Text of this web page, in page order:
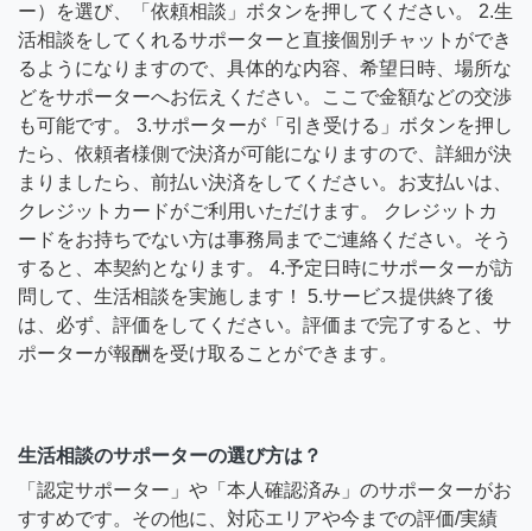
ー）を選び、「依頼相談」ボタンを押してください。 2.生
活相談をしてくれるサポーターと直接個別チャットができ
るようになりますので、具体的な内容、希望日時、場所な
どをサポーターへお伝えください。ここで金額などの交渉
も可能です。 3.サポーターが「引き受ける」ボタンを押し
たら、依頼者様側で決済が可能になりますので、詳細が決
まりましたら、前払い決済をしてください。お支払いは、
クレジットカードがご利用いただけます。 クレジットカ
ードをお持ちでない方は事務局までご連絡ください。そう
すると、本契約となります。 4.予定日時にサポーターが訪
問して、生活相談を実施します！ 5.サービス提供終了後
は、必ず、評価をしてください。評価まで完了すると、サ
ポーターが報酬を受け取ることができます。
生活相談のサポーターの選び方は？
「認定サポーター」や「本人確認済み」のサポーターがお
すすめです。その他に、対応エリアや今までの評価/実績